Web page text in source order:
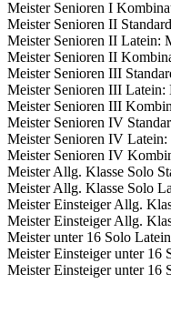
Meister Senioren I
Meister Senioren II
Meister Senioren II Latein:
Meister Senioren II
Meister Senioren III
Meister Senioren III
Meister Senioren III
Meister Senioren IV
Meister Senioren IV
Meister Senioren IV
Meister Allg. Klasse Solo
Meister Allg. Klasse Solo
Meister Einsteiger Allg.
Meister Einsteiger Allg.
Meister unter 16 Solo
Meister Einsteiger unter 16
Meister Einsteiger unter 16